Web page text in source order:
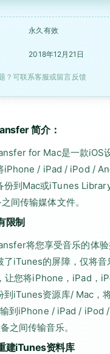
永久有效
2018年12月21日
？可联系客服或留言反馈
简介：
for Mac是一款iOS
iPhone / iPad / iPod /
份到Mac或iTunes
间传输媒体文件。
限制
将您享受音乐的体验
了iTunes的屏障，仅将
让您将iPhone，iPad，
到iTunes资源库/ Mac，
到iPhone / iPad / iPod
之间传输音乐。
建iTunes资料库